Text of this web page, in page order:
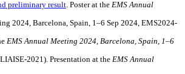
preliminary result. Poster at the EMS Annual
2024, Barcelona, Spain, 1–6 Sep 2024, EMS2024-
EMS Annual Meeting 2024, Barcelona, Spain, 1–6
2021). Presentation at the EMS Annual